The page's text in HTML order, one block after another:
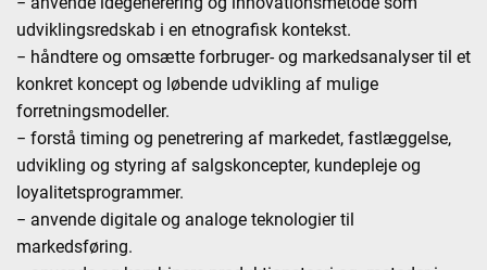
udviklingsredskab i en etnografisk kontekst.
− håndtere og omsætte forbruger- og markedsanalyser til et
konkret koncept og løbende udvikling af mulige
forretningsmodeller.
− forstå timing og penetrering af markedet, fastlæggelse,
udvikling og styring af salgskoncepter, kundepleje og
loyalitetsprogrammer.
− anvende digitale og analoge teknologier til
markedsføring.